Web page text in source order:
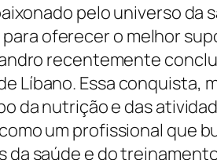
pelo universo da
oferecer o melhor
recentemente
Líbano. Essa
da nutrição e das
um profissional que
da saúde e do